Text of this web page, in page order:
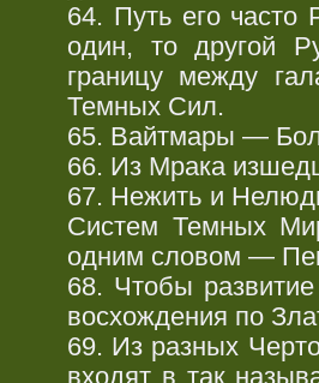
64. Путь его
один, то другой
границу между
Темных Сил.
65. Вайтмары —
66. Из Мрака
67. Нежить и
Систем Темных
одним словом —
68. Чтобы
восхождения по
69. Из разных
входят в так